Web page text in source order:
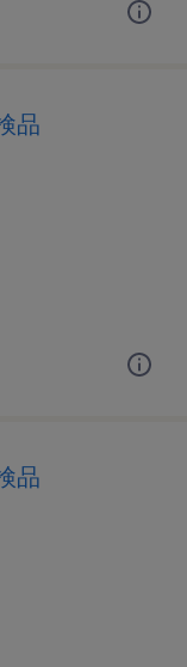
品
品